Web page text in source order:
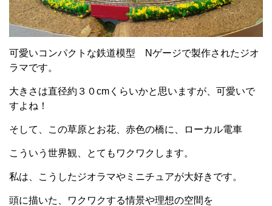
可愛いコンパクトな鉄道模型 Nゲージで製作されたジオ
ラマです。
大きさは直径約３０cmくらいかと思いますが、可愛いで
すよね！
そして、この草原とお花、赤色の橋に、ローカル電車
こういう世界観、とてもワクワクします。
私は、こうしたジオラマやミニチュアが大好きです。
頭に描いた、ワクワクする情景や理想の空間を